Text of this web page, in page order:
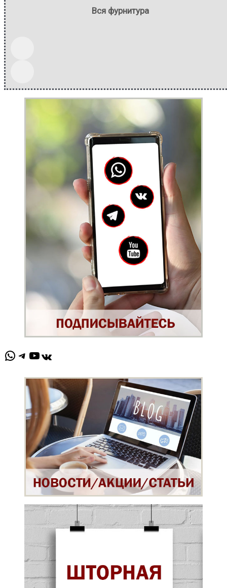
Вся фурнитура
WhatsApp Telegram YouTube ВКонтакте